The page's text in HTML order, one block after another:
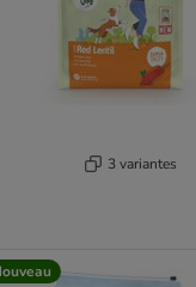
3 variantes